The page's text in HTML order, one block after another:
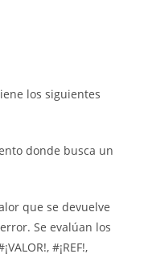
los siguientes
donde busca un
que se devuelve
Se evalúan los
#¡REF!,